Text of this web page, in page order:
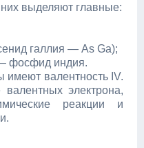
выделяют главные:
галлия — As Ga);
фосфид индия.
валентность IV.
электрона,
реакции и